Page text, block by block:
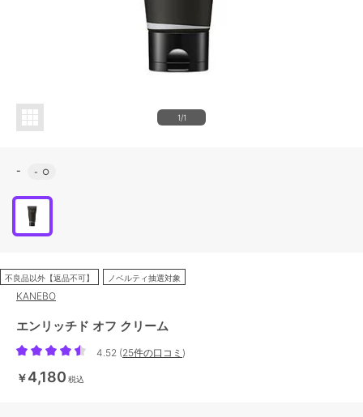
1/1
- - ○
不良品以外【返品不可】 ノベルティ抽選対象
KANEBO
エンリッチド オフ クリーム
4.52 (25件の口コミ )
￥4,180 税込